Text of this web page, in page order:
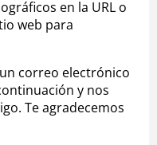
en la URL o
web para
correo electrónico
y nos
Te agradecemos